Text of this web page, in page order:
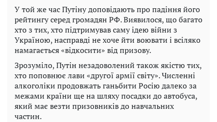
У той же час Путіну доповідають про падіння його
рейтингу серед громадян РФ. Виявилося, що багато
хто з тих, хто підтримував саму ідею війни з
Україною, насправді не хоче йти воювати і всіляко
намагається «відкосити» від призову.
Зрозуміло, Путін незадоволений також якістю тих,
хто поповнює лави «другої армії світу». Численні
алкоголіки продовжать ганьбити Росію далеко за
межами країни ще на шляху посадки до автобуса,
який має везти призовників до навчальних
частин.